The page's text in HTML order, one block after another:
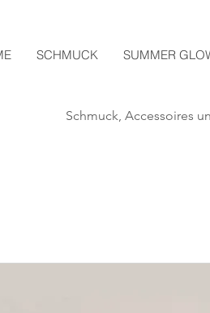
SCHMUCK SUMMER
Schmuck, Accessoires